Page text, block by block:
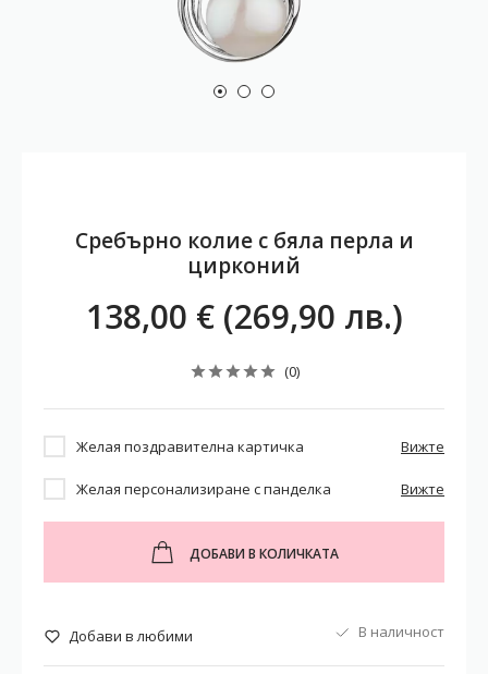
Сребърно колие с бяла перла и
цирконий
138,00 € (269,90 лв.)
(0)
Желая поздравителна картичка Вижте
Желая персонализиране с панделка Вижте
ДОБАВИ В КОЛИЧКАТА
Добави в любими В наличност